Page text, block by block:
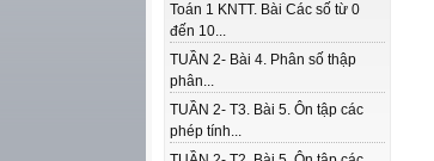
Toán 1 KNTT. Bài Các số từ 0
đến 10...
TUẦN 2- Bài 4. Phân số thập
phân...
TUẦN 2- T3. Bài 5. Ôn tập các
phép tính...